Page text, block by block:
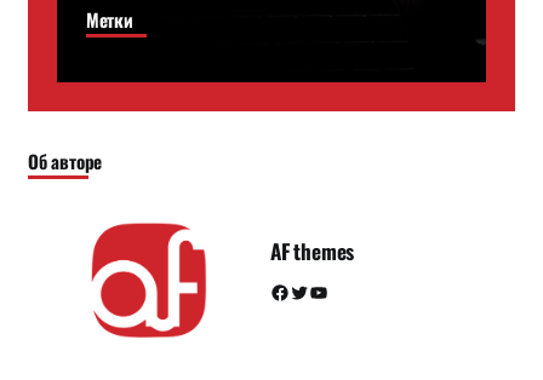
Метки
Об авторе
AF themes
Facebook Twitter YouTube